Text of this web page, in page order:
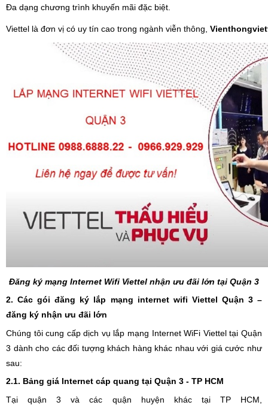
Đa dạng chương trình khuyến mãi đặc biệt.
Viettel là đơn vị có uy tín cao trong ngành viễn thông,
Đăng ký mạng Internet Wifi Viettel nhận ưu đãi lớn tại Quận 3
2. Các gói đăng ký lắp mạng internet wifi Viettel Quận 3 –
đăng ký nhận ưu đãi lớn
Chúng tôi cung cấp dịch vụ lắp mạng Internet WiFi Viettel tại Quận
3 dành cho các đối tượng khách hàng khác nhau với giá cước như
sau:
2.1. Bảng giá Internet cáp quang tại Quận 3 - TP HCM
Tại quận 3 và các quận huyện khác tại TP HCM,